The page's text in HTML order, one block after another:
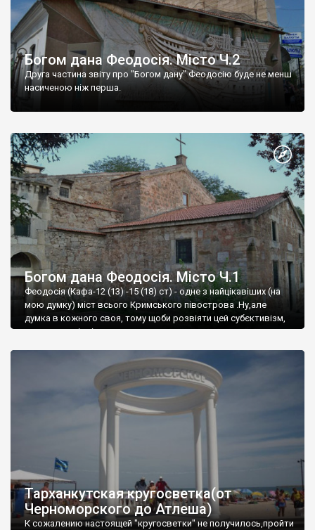
Богом дана Феодосія. Місто Ч.2
Друга частина звіту про "Богом дану" Феодосію буде не менш
насиченою ніж перша.
Богом дана Феодосія. Місто Ч.1
Феодосія (Кафа-12 (13) -15 (18) ст) - одне з найцікавіших (на
мою думку) міст всього Кримського півострова .Ну,але
думка в кожного своя, тому щоби розвіяти цей субєктивізм,
запрошую відвідати це
Тарханкутская кругосветка(от
Черноморского до Атлеша)
К сожалению настоящей "кругосветки" не получилось,пройти